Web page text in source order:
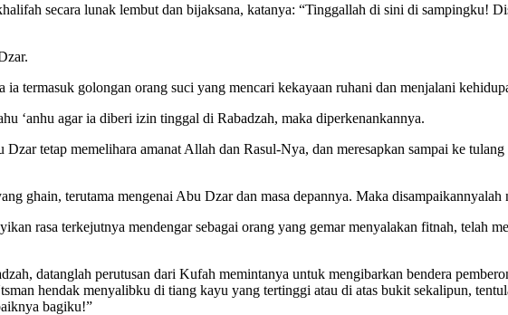
secara lunak lembut dan bijaksana, katanya: “Tinggallah di sini di sampingku!
ia termasuk golongan orang suci yang mencari kekayaan ruhani dan menjalani
‘anhu agar ia diberi izin tinggal di Rabadzah, maka diperkenankannya.
tetap memelihara amanat Allah dan Rasul-Nya, dan meresapkan sampai ke
ghain, terutama mengenai Abu Dzar dan masa depannya. Maka disampaikannyalah
rasa terkejutnya mendengar sebagai orang yang gemar menyalakan fitnah, telah
datanglah perutusan dari Kufah memintanya untuk mengibarkan bendera
hendak menyalibku di tiang kayu yang tertinggi atau di atas bukit sekalipun,
bagiku!”